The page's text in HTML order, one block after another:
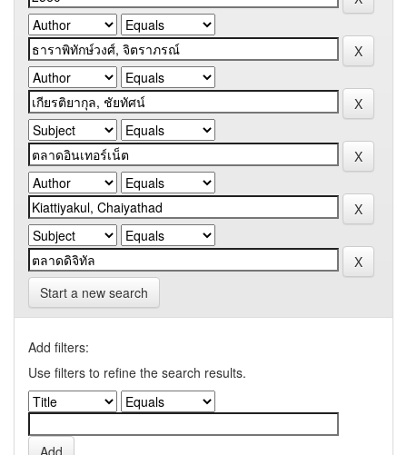
Start a new search
Add filters:
Use filters to refine the search results.